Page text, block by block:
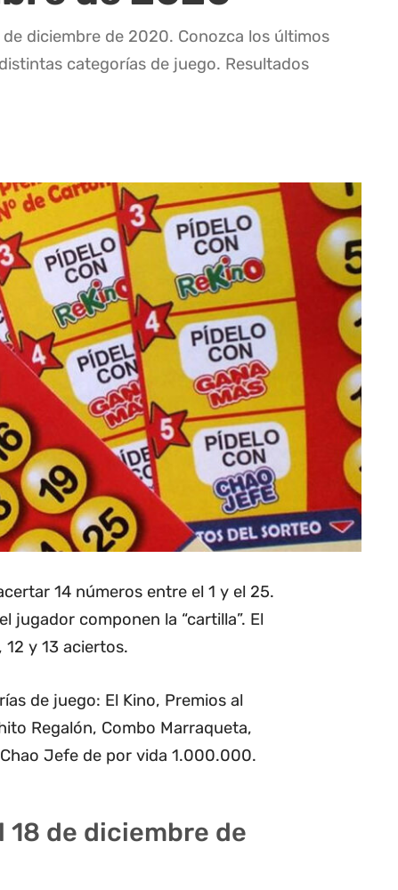
diciembre de 2020. Conozca los últimos
categorías de juego. Resultados
14 números entre el 1 y el 25.
jugador componen la “cartilla”. El
12 y 13 aciertos.
de juego: El Kino, Premios al
Regalón, Combo Marraqueta,
Jefe de por vida 1.000.000.
18 de diciembre de